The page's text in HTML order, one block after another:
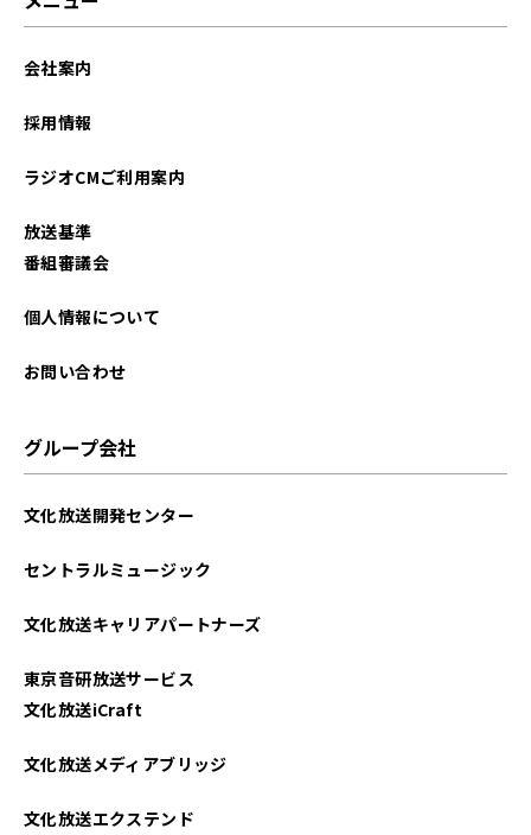
2023年08月
2023年05月
2022年11月
2022年10月
会社案内
採用情報
ラジオCMご利用案内
放送基準
番組審議会
個人情報について
お問い合わせ
グループ会社
文化放送開発センター
セントラルミュージック
文化放送キャリアパートナーズ
東京音研放送サービス
文化放送iCraft
文化放送メディアブリッジ
文化放送エクステンド